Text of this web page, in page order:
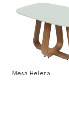
Mesa Helena